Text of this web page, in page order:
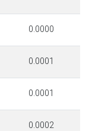
0.0000
0.0001
0.0001
0.0002